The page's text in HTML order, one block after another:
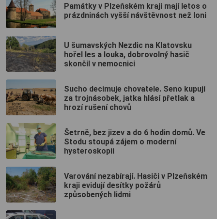
Památky v Plzeňském kraji mají letos o
prázdninách vyšší návštěvnost než loni
U šumavských Nezdic na Klatovsku
hořel les a louka, dobrovolný hasič
skončil v nemocnici
Sucho decimuje chovatele. Seno kupují
za trojnásobek, jatka hlásí přetlak a
hrozí rušení chovů
Šetrně, bez jizev a do 6 hodin domů. Ve
Stodu stoupá zájem o moderní
hysteroskopii
Varování nezabírají. Hasiči v Plzeňském
kraji evidují desítky požárů
způsobených lidmi